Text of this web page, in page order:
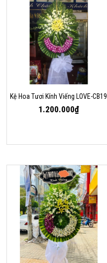
Kệ Hoa Tươi Kính Viếng LOVE-CB19
1.200.000₫